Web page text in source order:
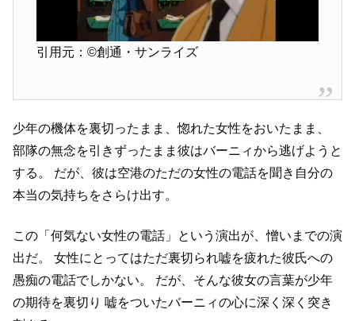
引用元：©創通・サンライズ
少年の機体を裏切ったまま、惚れた女性をおいたまま、
部隊の無念を引きずったまま彼はバーニィから逃げようと
する。
だが、彼は空港のただの女性の電話を聞き自分の
本当の気持ちをさらけ出す。
この「何気ない女性の電話」という演出が、憎いまでの演
出だ。
女性にとってはただ裏切られ嘘を疲れた彼氏への
愚痴の電話でしかない。
だが、そんな彼女の言葉が少年
の期待を裏切り 嘘をついたバーニィの心に深く深く突き